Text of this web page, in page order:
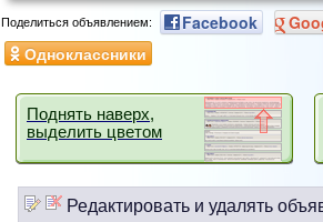
Поделиться объявлением: Facebook
Одноклассники
Поднять наверх,
выделить цветом
Редактировать и удалять